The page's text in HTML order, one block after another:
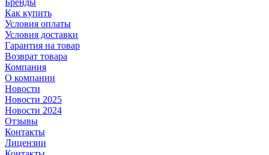
Бренды
Как купить
Условия оплаты
Условия доставки
Гарантия на товар
Возврат товара
Компания
О компании
Новости
Новости 2025
Новости 2024
Отзывы
Контакты
Лицензии